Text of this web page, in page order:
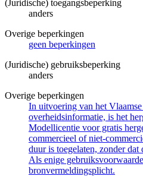
(Juridische) toegangsbeperking
anders
Overige beperkingen
geen beperkingen
(Juridische) gebruiksbeperking
anders
Overige beperkingen
In uitvoering van het
overheidsinformatie, is het
Modellicentie voor gratis
commercieel of niet-
duur is toegelaten, zonder
Als enige
bronvermeldingsplicht.